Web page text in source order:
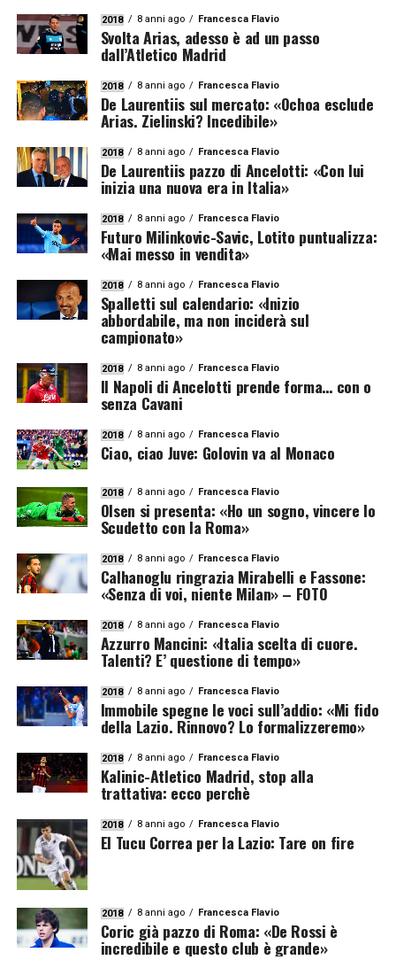
2018 8 anni ago Francesca Flavio
Svolta Arias, adesso è ad un passo
dall’Atletico Madrid
2018 8 anni ago Francesca Flavio
De Laurentiis sul mercato: «Ochoa esclude
Arias. Zielinski? Incedibile»
2018 8 anni ago Francesca Flavio
De Laurentiis pazzo di Ancelotti: «Con lui
inizia una nuova era in Italia»
2018 8 anni ago Francesca Flavio
Futuro Milinkovic-Savic, Lotito puntualizza:
«Mai messo in vendita»
2018 8 anni ago Francesca Flavio
Spalletti sul calendario: «Inizio
abbordabile, ma non inciderà sul
campionato»
2018 8 anni ago Francesca Flavio
Il Napoli di Ancelotti prende forma… con o
senza Cavani
2018 8 anni ago Francesca Flavio
Ciao, ciao Juve: Golovin va al Monaco
2018 8 anni ago Francesca Flavio
Olsen si presenta: «Ho un sogno, vincere lo
Scudetto con la Roma»
2018 8 anni ago Francesca Flavio
Calhanoglu ringrazia Mirabelli e Fassone:
«Senza di voi, niente Milan» – FOTO
2018 8 anni ago Francesca Flavio
Azzurro Mancini: «Italia scelta di cuore.
Talenti? E’ questione di tempo»
2018 8 anni ago Francesca Flavio
Immobile spegne le voci sull’addio: «Mi fido
della Lazio. Rinnovo? Lo formalizzeremo»
2018 8 anni ago Francesca Flavio
Kalinic-Atletico Madrid, stop alla
trattativa: ecco perchè
2018 8 anni ago Francesca Flavio
El Tucu Correa per la Lazio: Tare on fire
2018 8 anni ago Francesca Flavio
Coric già pazzo di Roma: «De Rossi è
incredibile e questo club è grande»